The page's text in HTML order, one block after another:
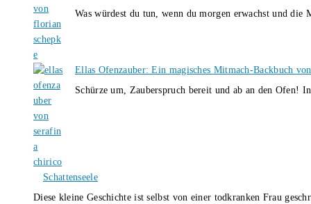
Was würdest du tun, wenn du morgen erwachst und
Ellas Ofenzauber: Ein magisches Mitmach-Backbuch
Schürze um, Zauberspruch bereit und ab an den Ofen!
Schattenseele
Diese kleine Geschichte ist selbst von einer todkranken Frau